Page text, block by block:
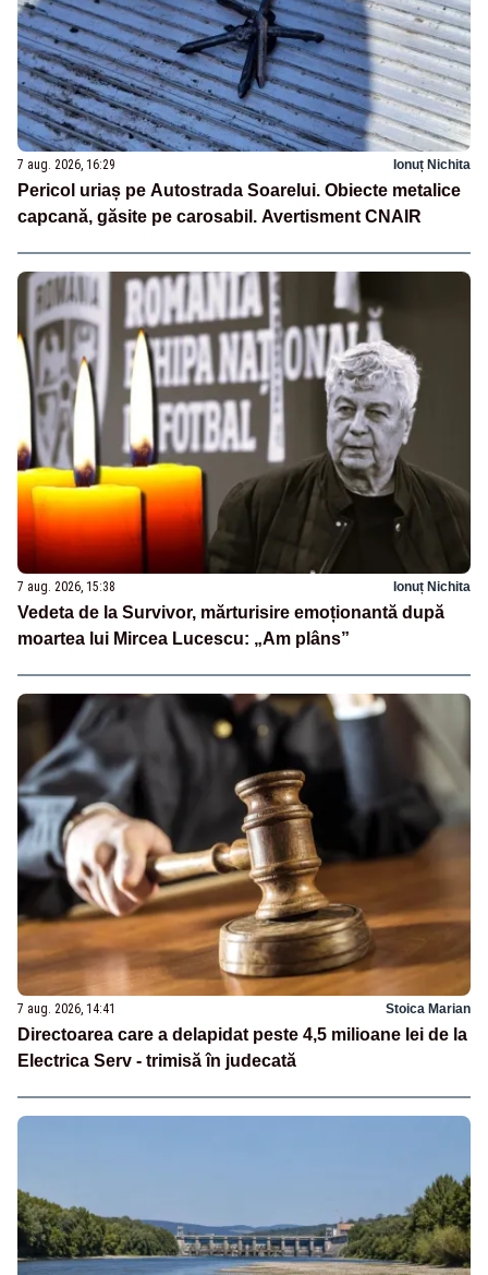
7 aug. 2026, 16:29 Ionuț Nichita
Pericol uriaș pe Autostrada Soarelui. Obiecte metalice
capcană, găsite pe carosabil. Avertisment CNAIR
7 aug. 2026, 15:38 Ionuț Nichita
Vedeta de la Survivor, mărturisire emoționantă după
moartea lui Mircea Lucescu: „Am plâns”
7 aug. 2026, 14:41 Stoica Marian
Directoarea care a delapidat peste 4,5 milioane lei de la
Electrica Serv - trimisă în judecată